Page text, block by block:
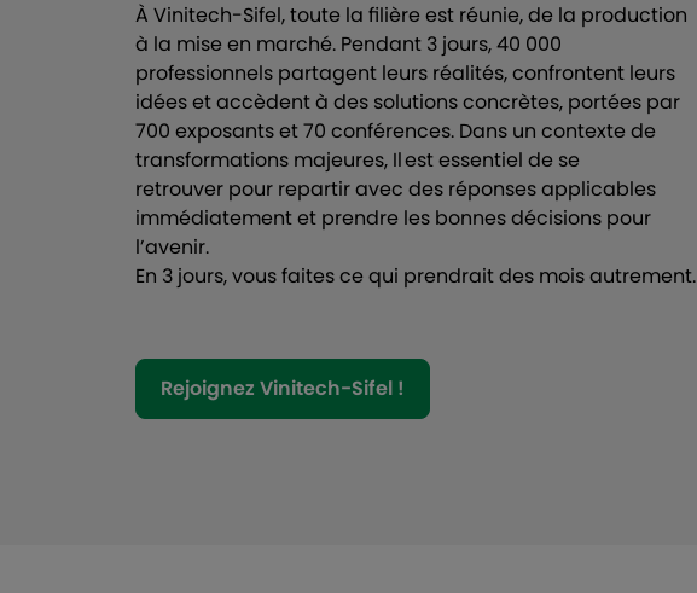
À Vinitech-Sifel, toute la filière est réunie, de la production
à la mise en marché. Pendant 3 jours, 40 000
professionnels partagent leurs réalités, confrontent leurs
idées et accèdent à des solutions concrètes, portées par
700 exposants et 70 conférences. Dans un contexte de
transformations majeures, Il est essentiel de se
retrouver pour repartir avec des réponses applicables
immédiatement et prendre les bonnes décisions pour
l’avenir.
En 3 jours, vous faites ce qui prendrait des mois autrement.
Rejoignez Vinitech-Sifel !